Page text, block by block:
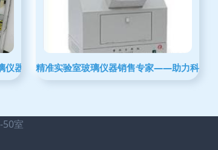
仪器销售服务领航者
精准实验室玻璃仪器销售专家——助力科研与
50室